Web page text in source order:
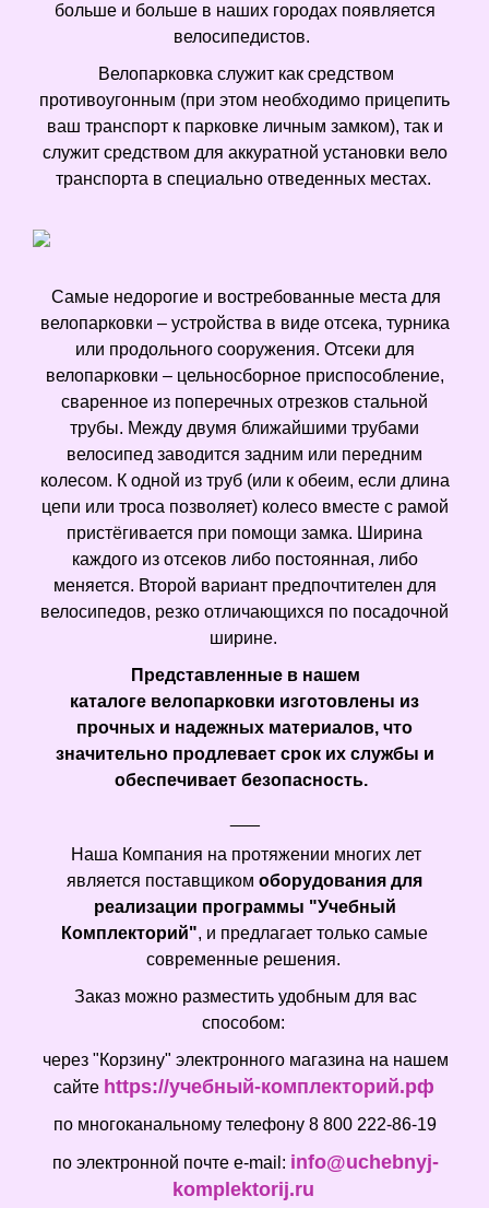
больше и больше в наших городах появляется
велосипедистов.
Велопарковка служит как средством
противоугонным (при этом необходимо прицепить
ваш транспорт к парковке личным замком), так и
служит средством для аккуратной установки вело
транспорта в специально отведенных местах.
Самые недорогие и востребованные места для
велопарковки – устройства в виде отсека, турника
или продольного сооружения. Отсеки для
велопарковки – цельносборное приспособление,
сваренное из поперечных отрезков стальной
трубы. Между двумя ближайшими трубами
велосипед заводится задним или передним
колесом. К одной из труб (или к обеим, если длина
цепи или троса позволяет) колесо вместе с рамой
пристёгивается при помощи замка. Ширина
каждого из отсеков либо постоянная, либо
меняется. Второй вариант предпочтителен для
велосипедов, резко отличающихся по посадочной
ширине.
Представленные в нашем
каталоге велопарковки изготовлены из
прочных и надежных материалов, что
значительно продлевает срок их службы и
обеспечивает безопасность.
Наша Компания на протяжении многих лет
является поставщиком оборудования для
реализации программы "Учебный
Комплекторий", и предлагает только самые
современные решения.
Заказ можно разместить удобным для вас
способом:
через "Корзину" электронного магазина на нашем
сайте https://учебный-комплекторий.рф
по многоканальному телефону 8 800 222-86-19
по электронной почте e-mail: info@uchebnyj-
komplektorij.ru